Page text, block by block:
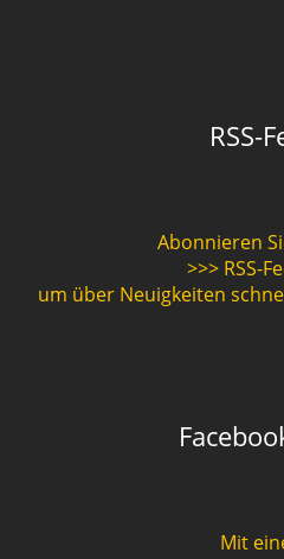
RSS-
Abonnieren
>>> RSS-
um über Neuigkeiten
Mit